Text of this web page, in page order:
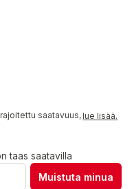
saatavuus,lue lisää.
taas saatavilla
Muistuta minua